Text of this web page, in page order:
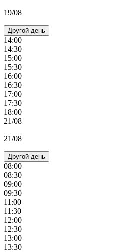
19/08
Другой день
14:00
14:30
15:00
15:30
16:00
16:30
17:00
17:30
18:00
21/08
21/08
Другой день
08:00
08:30
09:00
09:30
11:00
11:30
12:00
12:30
13:00
13:30